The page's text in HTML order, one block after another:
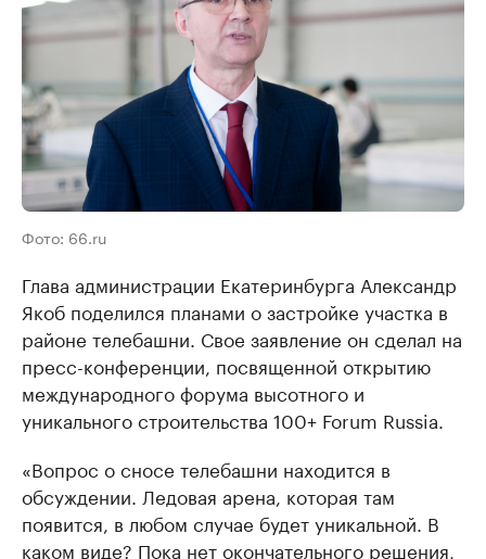
Фото: 66.ru
Глава администрации Екатеринбурга Александр
Якоб поделился планами о застройке участка в
районе телебашни. Свое заявление он сделал на
пресс-конференции, посвященной открытию
международного форума высотного и
уникального строительства 100+ Forum Russia.
«Вопрос о сносе телебашни находится в
обсуждении. Ледовая арена, которая там
появится, в любом случае будет уникальной. В
каком виде? Пока нет окончательного решения,